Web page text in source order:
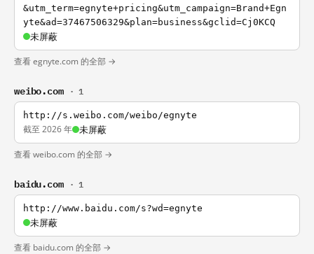
&utm_term=egnyte+pricing&utm_campaign=Brand+Egn
yte&ad=37467506329&plan=business&gclid=Cj0KCQ
未屏蔽
查看 egnyte.com 的全部 →
weibo.com · 1
http://s.weibo.com/weibo/egnyte
截至 2026 年 未屏蔽
查看 weibo.com 的全部 →
baidu.com · 1
http://www.baidu.com/s?wd=egnyte
未屏蔽
查看 baidu.com 的全部 →